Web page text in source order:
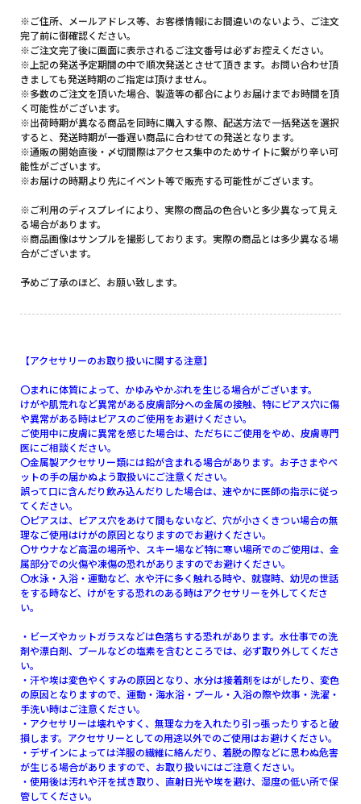
※ご住所、メールアドレス等、お客様情報にお間違いのないよう、ご注文
完了前に御確認ください。
※ご注文完了後に画面に表示されるご注文番号は必ずお控えください。
※上記の発送予定期間の中で順次発送とさせて頂きます。お問い合わせ頂
きましても発送時期のご指定は頂けません。
※多数のご注文を頂いた場合、製造等の都合によりお届けまでお時間を頂
く可能性がございます。
※出荷時期が異なる商品を同時に購入する際、配送方法で一括発送を選択
すると、発送時期が一番遅い商品に合わせての発送となります。
※通販の開始直後・〆切間際はアクセス集中のためサイトに繋がり辛い可
能性がございます。
※お届けの時期より先にイベント等で販売する可能性がございます。
※ご利用のディスプレイにより、実際の商品の色合いと多少異なって見え
る場合があります。
※商品画像はサンプルを撮影しております。実際の商品とは多少異なる場
合がございます。
予めご了承のほど、お願い致します。
【アクセサリーのお取り扱いに関する注意】
〇まれに体質によって、かゆみやかぶれを生じる場合がございます。
けがや肌荒れなど異常がある皮膚部分への金属の接触、特にピアス穴に傷
や異常がある時はピアスのご使用をお避けください。
ご使用中に皮膚に異常を感じた場合は、ただちにご使用をやめ、皮膚専門
医にご相談ください。
〇金属製アクセサリー類には鉛が含まれる場合があります。お子さまやペ
ットの手の届かぬよう取扱いにご注意ください。
誤って口に含んだり飲み込んだりした場合は、速やかに医師の指示に従っ
てください。
〇ピアスは、ピアス穴をあけて間もないなど、穴が小さくきつい場合の無
理なご使用はけがの原因となりますのでお避けください。
〇サウナなど高温の場所や、スキー場など特に寒い場所でのご使用は、金
属部分での火傷や凍傷の恐れがありますのでお避けください。
〇水泳・入浴・運動など、水や汗に多く触れる時や、就寝時、幼児の世話
をする時など、けがをする恐れのある時はアクセサリーを外してくださ
い。
・ビーズやカットガラスなどは色落ちする恐れがあります。水仕事での洗
剤や漂白剤、プールなどの塩素を含むところでは、必ず取り外してくださ
い。
・汗や埃は変色やくすみの原因となり、水分は接着剤をはがしたり、変色
の原因となりますので、運動・海水浴・プール・入浴の際や炊事・洗濯・
手洗い時はご注意ください。
・アクセサリーは壊れやすく、無理な力を入れたり引っ張ったりすると破
損します。アクセサリーとしての用途以外でのご使用はお避けください。
・デザインによっては洋服の繊維に絡んだり、着脱の際などに思わぬ危害
が生じる場合がありますので、お取り扱いにはご注意ください。
・使用後は汚れや汗を拭き取り、直射日光や埃を避け、湿度の低い所で保
管してください。